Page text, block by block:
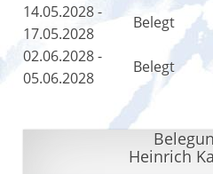
14.05.2028 -
17.05.2028
Belegt
02.06.2028 -
05.06.2028
Belegt
Heinrich